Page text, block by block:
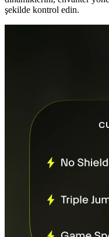
şekilde kontrol edin.